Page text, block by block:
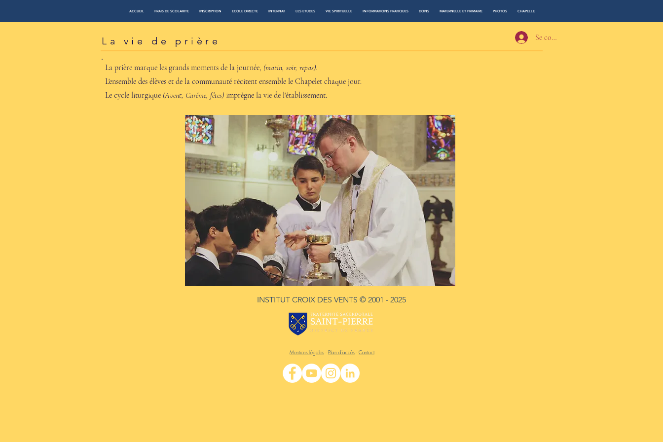
ACCUEIL FRAIS DE SCOLARITE INSCRIPTION ECOLE DIRECTE INTERNAT LES ETUDES VIE SPIRITUELLE INFORMATIONS PRATIQUES DONS MATERNELLE ET PRIMAIRE PHOTOS CHAPELLE
Se connecter
La vie de prière
La prière marque les grands moments de la journée, (matin, soir, repas).
L'ensemble des élèves et de la communauté récitent ensemble le Chapelet chaque jour.
Le cycle liturgique (Avent, Carême, fêtes) imprègne la vie de l'établissement.
INSTITUT CROIX DES VENTS © 2001 - 2025
Mentions légales - Plan d'accès - Contact